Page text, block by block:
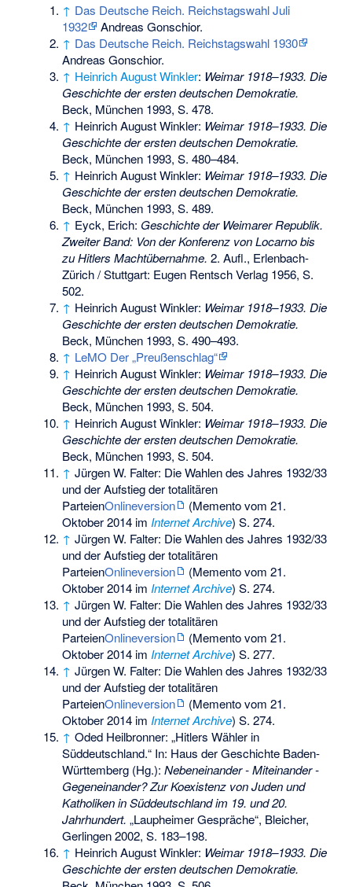
↑ Das Deutsche Reich. Reichstagswahl Juli
1932
Andreas Gonschior.
↑ Das Deutsche Reich. Reichstagswahl 1930
Andreas Gonschior.
↑ Heinrich August Winkler: Weimar 1918–1933. Die
Geschichte der ersten deutschen Demokratie.
Beck, München 1993, S. 478.
↑ Heinrich August Winkler: Weimar 1918–1933. Die
Geschichte der ersten deutschen Demokratie.
Beck, München 1993, S. 480–484.
↑ Heinrich August Winkler: Weimar 1918–1933. Die
Geschichte der ersten deutschen Demokratie.
Beck, München 1993, S. 489.
↑ Eyck, Erich: Geschichte der Weimarer Republik.
Zweiter Band: Von der Konferenz von Locarno bis
zu Hitlers Machtübernahme. 2. Aufl., Erlenbach-
Zürich / Stuttgart: Eugen Rentsch Verlag 1956, S.
502.
↑ Heinrich August Winkler: Weimar 1918–1933. Die
Geschichte der ersten deutschen Demokratie.
Beck, München 1993, S. 490–493.
↑ LeMO Der „Preußenschlag“
↑ Heinrich August Winkler: Weimar 1918–1933. Die
Geschichte der ersten deutschen Demokratie.
Beck, München 1993, S. 504.
↑ Heinrich August Winkler: Weimar 1918–1933. Die
Geschichte der ersten deutschen Demokratie.
Beck, München 1993, S. 504.
↑ Jürgen W. Falter: Die Wahlen des Jahres 1932/33
und der Aufstieg der totalitären
ParteienOnlineversion (Mementovom 21.
Oktober 2014 im Internet Archive) S. 274.
↑ Jürgen W. Falter: Die Wahlen des Jahres 1932/33
und der Aufstieg der totalitären
ParteienOnlineversion (Mementovom 21.
Oktober 2014 im Internet Archive) S. 274.
↑ Jürgen W. Falter: Die Wahlen des Jahres 1932/33
und der Aufstieg der totalitären
ParteienOnlineversion (Mementovom 21.
Oktober 2014 im Internet Archive) S. 277.
↑ Jürgen W. Falter: Die Wahlen des Jahres 1932/33
und der Aufstieg der totalitären
ParteienOnlineversion (Mementovom 21.
Oktober 2014 im Internet Archive) S. 274.
↑ Oded Heilbronner: „Hitlers Wähler in
Süddeutschland.“ In: Haus der Geschichte Baden-
Württemberg (Hg.):Nebeneinander - Miteinander -
Gegeneinander? Zur Koexistenz von Juden und
Katholiken in Süddeutschland im 19. und 20.
Jahrhundert. „Laupheimer Gespräche“, Bleicher,
Gerlingen 2002, S. 183–198.
↑ Heinrich August Winkler: Weimar 1918–1933. Die
Geschichte der ersten deutschen Demokratie.